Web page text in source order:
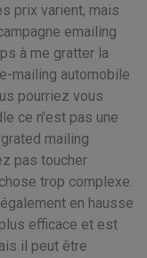
prix varient, mais
emailing
à me gratter la
mailing automobile
pourriez vous
ce n'est pas une
mailing
pas toucher
trop complexe.
en hausse
efficace et est
il peut être